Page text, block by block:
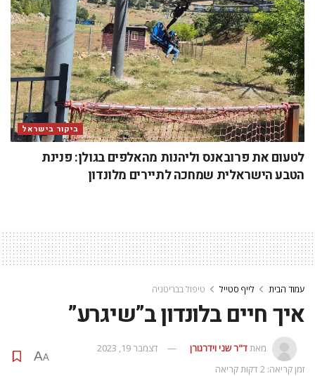
ביקור בישראל
לטעום את פרובאנס וליהנות מהאלפים בגולן: פנינת
הטבע הישראלית שמחכה לתיירים מלונדון
עמוד הבית לייף סטייל טיפול בבריטניה
איך חיים בלונדון ב”שיגרע”
מאתד"ר שני וידרגורן
דצמבר 19, 2023
זמן קריאה: 2 דקות קריאה
A
A